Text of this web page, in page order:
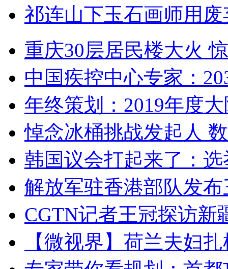
祁连山下玉石画师用
重庆30层居民楼大火
中国疾控中心专家：
年终策划：2019年度
悼念冰桶挑战发起人
韩国议会打起来了：
解放军驻香港部队发
CGTN记者王冠探访新
【微视界】荷兰夫妇